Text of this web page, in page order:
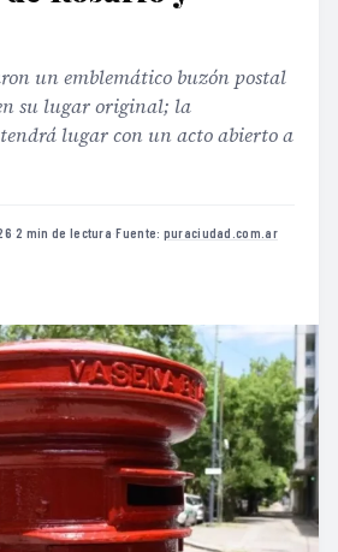
un emblemático buzón postal
su lugar original; la
lugar con un acto abierto a